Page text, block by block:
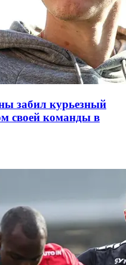
забил курьезный
своей команды в